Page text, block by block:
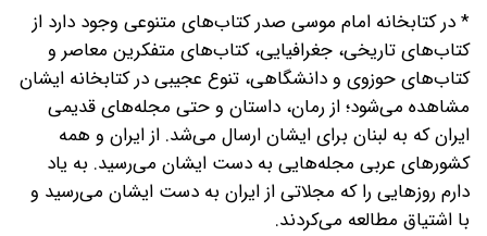
* در کتابخانه امام موسی صدر کتاب‌های متنوعی وجود دارد از
کتاب‌های تاریخی، جغرافیایی، کتاب‌های متفکرین معاصر و
کتاب‌های حوزوی و دانشگاهی، تنوع عجیبی در کتابخانه ایشان
مشاهده می‌شود؛ از رمان، داستان و حتی مجله‌های قدیمی
ایران که به لبنان برای ایشان ارسال می‌شد. از ایران و همه
کشورهای عربی مجله‌هایی به دست ایشان می‌رسید. به یاد
دارم روزهایی را که مجلاتی از ایران به دست ایشان می‌رسید و
با اشتیاق مطالعه می‌کردند.